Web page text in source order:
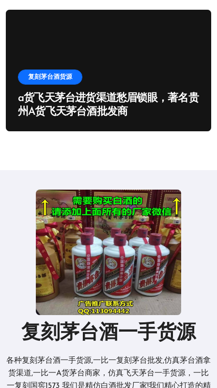
复刻茅台酒货源
a货飞天茅台进货渠道愁眉锁眼，著名贵
州A货飞天茅台酒批发商
复刻茅台酒一手货源
各种复刻茅台酒一手货源,一比一复刻茅台批发,仿真茅台酒拿
货渠道,一比一A货茅台商家，仿真飞天茅台一手货源，一比
一复刻国窖1573 我们是精仿白酒批发厂家!我们精心打造的精